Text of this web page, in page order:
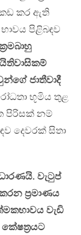
කර ඇති
පිළිබඳව
ජාතීවාදී
භූමිය තුළ
පිරිසක් නම්
දෙවරක් සිතා
වැටුප්
ප‍්‍රමාණය
වැඩි